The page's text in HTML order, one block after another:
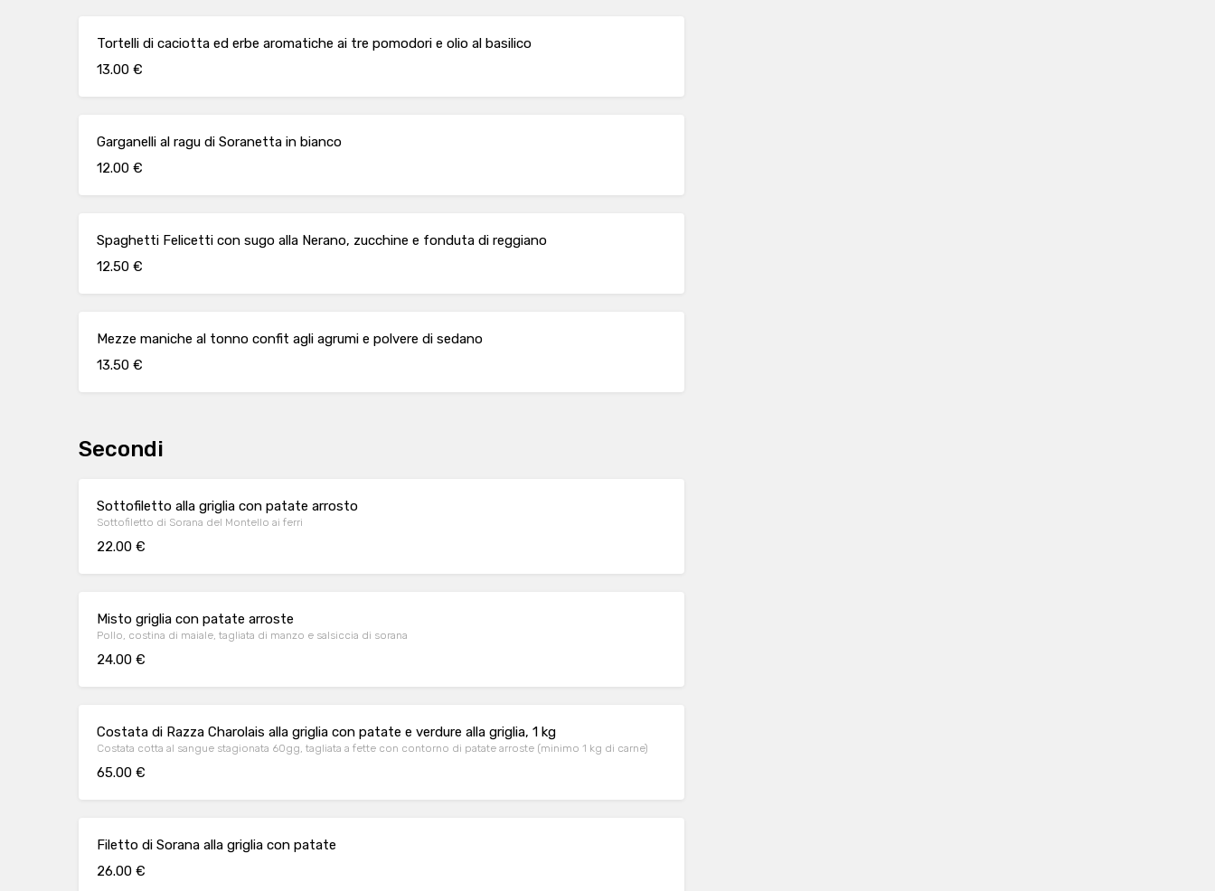
Tortelli di caciotta ed erbe aromatiche ai tre pomodori e olio al basilico
13.00 €
Garganelli al ragu di Soranetta in bianco
12.00 €
Spaghetti Felicetti con sugo alla Nerano, zucchine e fonduta di reggiano
12.50 €
Mezze maniche al tonno confit agli agrumi e polvere di sedano
13.50 €
Secondi
Sottofiletto alla griglia con patate arrosto
Sottofiletto di Sorana del Montello ai ferri
22.00 €
Misto griglia con patate arroste
Pollo, costina di maiale, tagliata di manzo e salsiccia di sorana
24.00 €
Costata di Razza Charolais alla griglia con patate e verdure alla griglia, 1 kg
Costata cotta al sangue stagionata 60gg, tagliata a fette con contorno di patate arroste (minimo 1 kg di carne)
65.00 €
Filetto di Sorana alla griglia con patate
26.00 €